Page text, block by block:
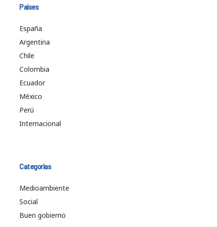
Países
España
Argentina
Chile
Colombia
Ecuador
México
Perú
Internacional
Categorías
Medioambiente
Social
Buen gobierno